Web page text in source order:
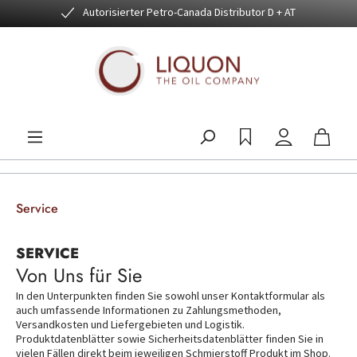
Zum Hauptinhalt springenAutorisierter Petro-Canada Distributor D + AT
Service
SERVICE
Von Uns für Sie
In den Unterpunkten finden Sie sowohl unser Kontaktformular als
auch umfassende Informationen zu Zahlungsmethoden,
Versandkosten und Liefergebieten und Logistik.
Produktdatenblätter sowie Sicherheitsdatenblätter finden Sie in
vielen Fällen direkt beim jeweiligen Schmierstoff Produkt im Shop.